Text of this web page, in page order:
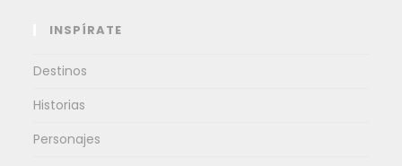
INSPÍRATE
Destinos
Historias
Personajes